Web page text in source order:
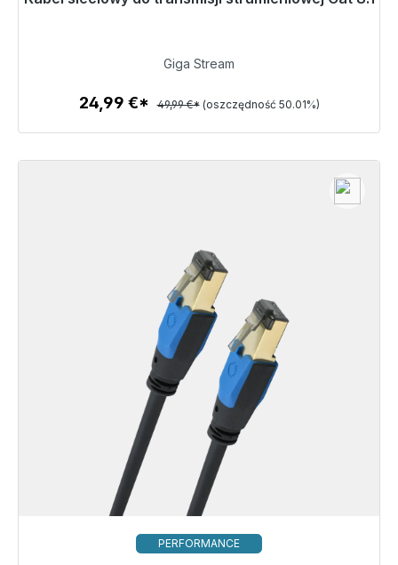
24,99 €
Szczegóły
Giga Stream
24,99 €* 49,99 €* (oszczędność 50.01%)
PERFORMANCE